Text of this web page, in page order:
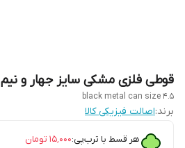
قوطی فلزی مشکی سایز جهار و نیم
black metal can size 4.5
برند:اصالت فیزیکی کالا
هر قسط با ترب‌پی:۱۵٬۰۰۰ تومان